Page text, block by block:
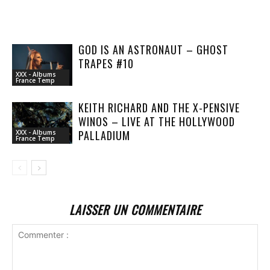
XXX - Albums
France Temp
GOD IS AN ASTRONAUT – GHOST
TRAPES #10
XXX - Albums
France Temp
KEITH RICHARD AND THE X-PENSIVE
WINOS – LIVE AT THE HOLLYWOOD
PALLADIUM
LAISSER UN COMMENTAIRE